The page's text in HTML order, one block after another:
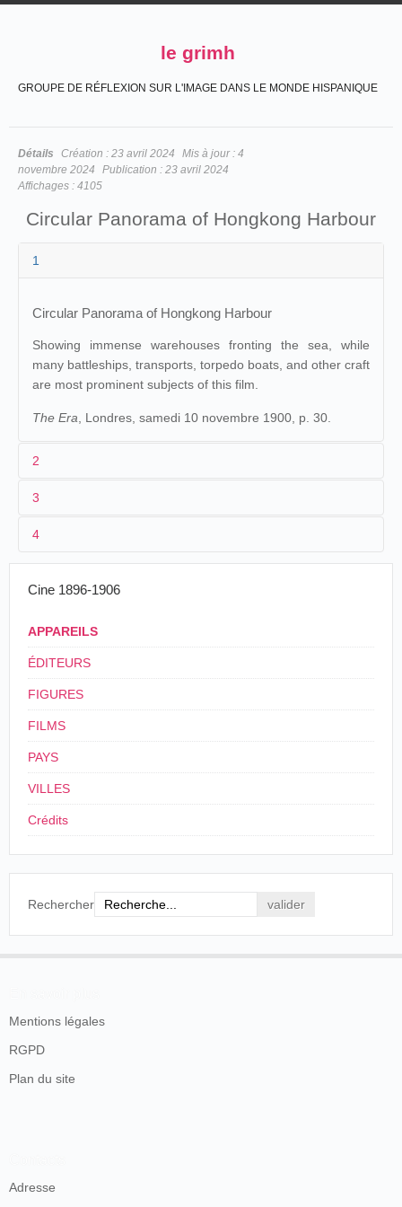
le grimh
GROUPE DE RÉFLEXION SUR L'IMAGE DANS LE MONDE HISPANIQUE
Détails Création : 23 avril 2024 Mis à jour : 4
novembre 2024
Publication : 23 avril 2024
Affichages : 4105
Circular Panorama of Hongkong Harbour
1
Circular Panorama of Hongkong Harbour
Showing immense warehouses fronting the sea, while
many battleships, transports, torpedo boats, and other craft
are most prominent subjects of this film.
The Era , Londres, samedi 10 novembre 1900, p. 30.
2
1
2
3
<10/11/1900
100 ft.
4
Chine.Hong Kong
3
4
Cine 1896-1906
APPAREILS
ÉDITEURS
FIGURES
FILMS
PAYS
VILLES
Crédits
Rechercher
Mentions légales
RGPD
Plan du site
Adresse